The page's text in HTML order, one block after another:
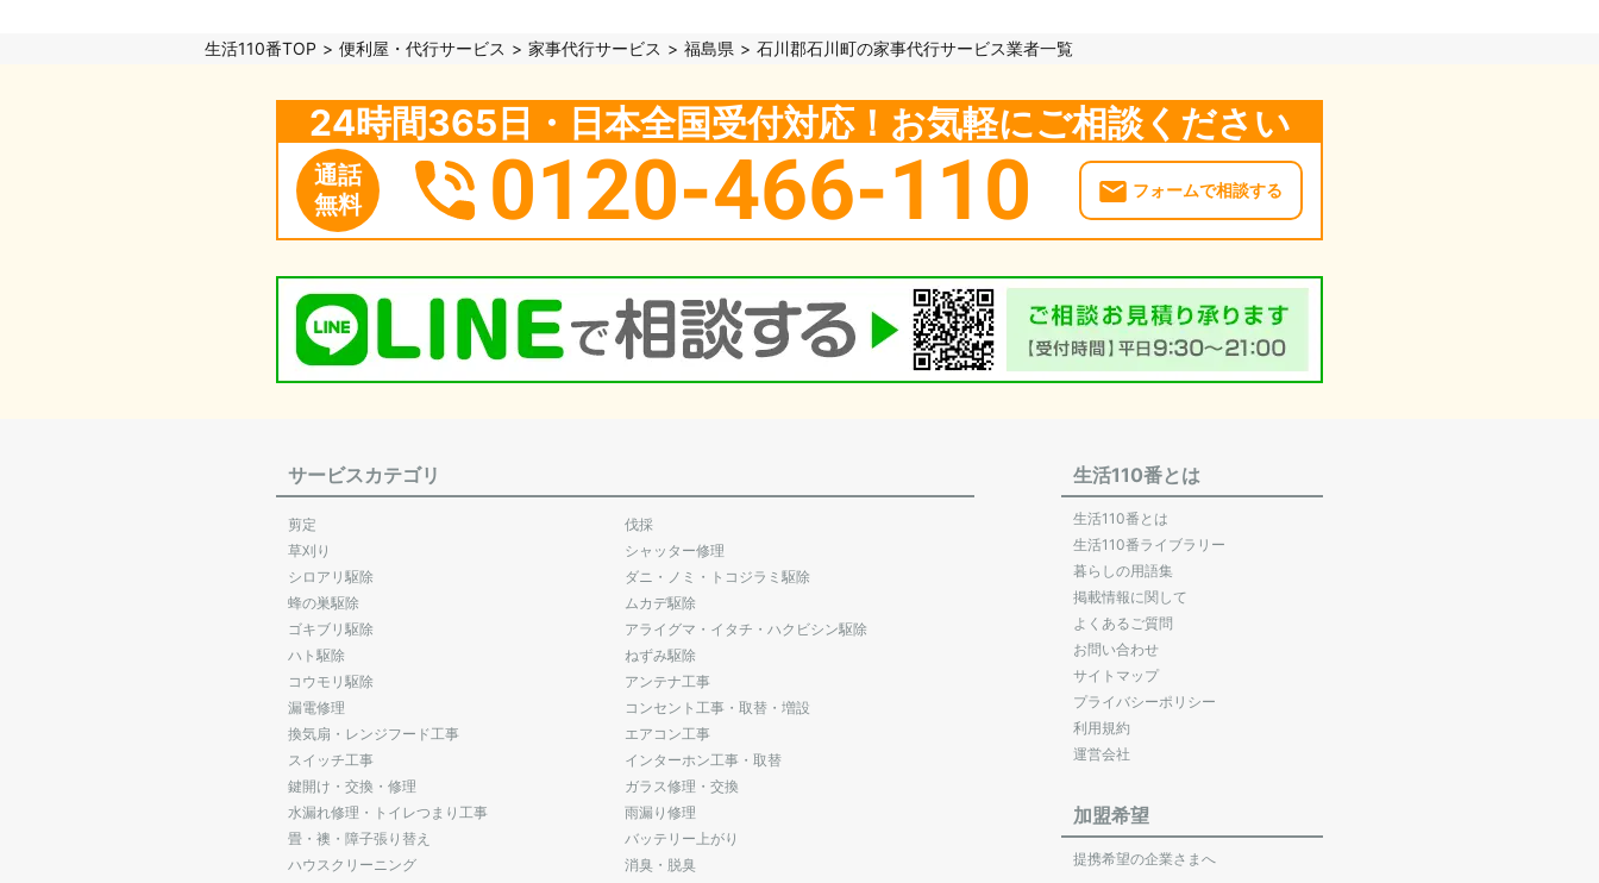
生活110番TOP 便利屋・代行サービス 家事代行サービス 福島県 石川郡石川町の家事代行サービス業者一覧
24時間365日・日本全国受付対応！お気軽にご相談ください
通話
無料
0120-466-110 フォームで相談する
サービスカテゴリ
剪定
伐採
草刈り
シャッター修理
シロアリ駆除
ダニ・ノミ・トコジラミ駆除
蜂の巣駆除
ムカデ駆除
ゴキブリ駆除
アライグマ・イタチ・ハクビシン駆除
ハト駆除
ねずみ駆除
コウモリ駆除
アンテナ工事
漏電修理
コンセント工事・取替・増設
換気扇・レンジフード工事
エアコン工事
スイッチ工事
インターホン工事・取替
鍵開け・交換・修理
ガラス修理・交換
水漏れ修理・トイレつまり工事
雨漏り修理
畳・襖・障子張り替え
バッテリー上がり
ハウスクリーニング
消臭・脱臭
生活110番とは
生活110番とは
生活110番ライブラリー
暮らしの用語集
掲載情報に関して
よくあるご質問
お問い合わせ
サイトマップ
プライバシーポリシー
利用規約
運営会社
加盟希望
提携希望の企業さまへ